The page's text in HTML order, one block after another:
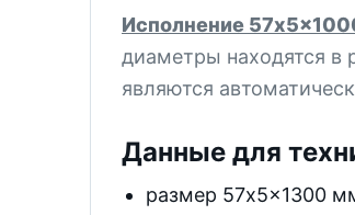
Исполнение
диаметры находятся в
являются
Данные для
размер 57x5x1300